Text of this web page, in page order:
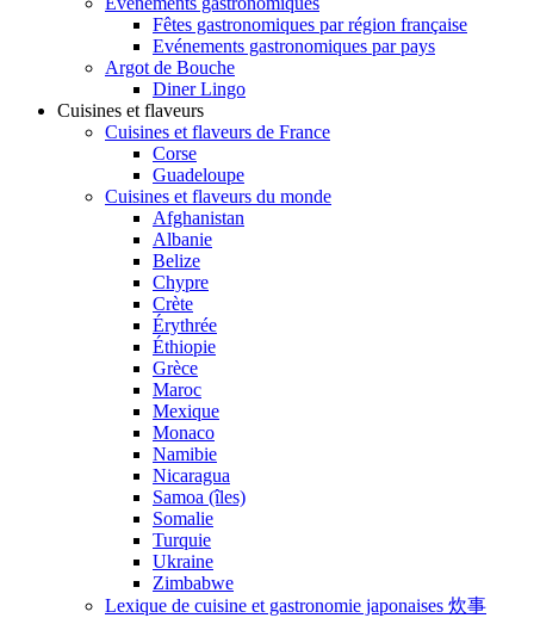
Fêtes gastronomiques par région française
Evénements gastronomiques par pays
Argot de Bouche
Diner Lingo
Cuisines et flaveurs
Cuisines et flaveurs de France
Corse
Guadeloupe
Cuisines et flaveurs du monde
Afghanistan
Albanie
Belize
Chypre
Crète
Érythrée
Éthiopie
Grèce
Maroc
Mexique
Monaco
Namibie
Nicaragua
Samoa (îles)
Somalie
Turquie
Ukraine
Zimbabwe
Lexique de cuisine et gastronomie japonaises 炊事